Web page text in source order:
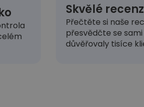
Skvělé
Přečtěte si naše
přesvědčte se sami
důvěřovaly tisíce